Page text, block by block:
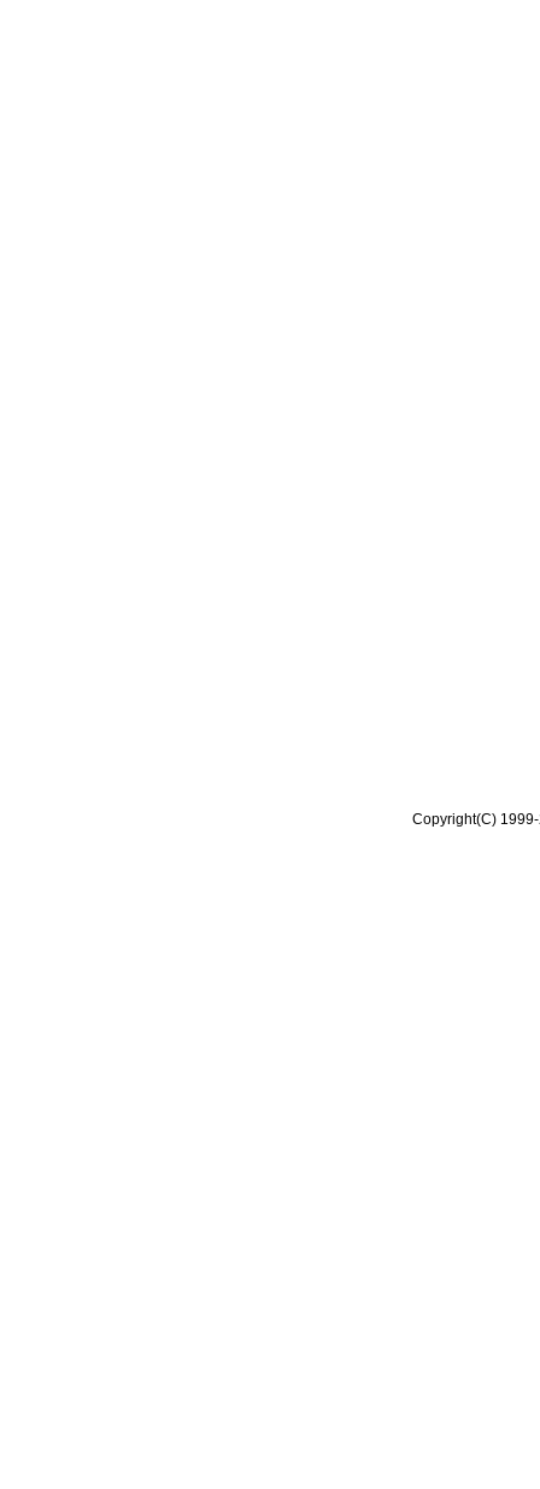
Copyright(C)